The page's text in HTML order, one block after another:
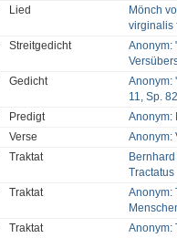
Lied
Mönch
virginalis
Streitgedicht
Anonym:
Gedicht
Anonym:
11, Sp.
Predigt
Anonym:
Verse
Anonym:
Traktat
Traktat
Anonym:
Traktat
Anonym: